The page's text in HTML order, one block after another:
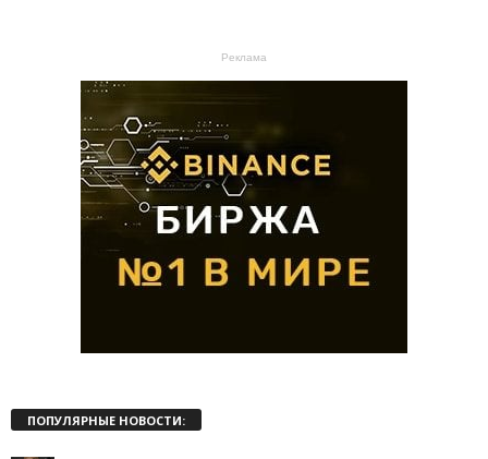
Реклама
ПОПУЛЯРНЫЕ НОВОСТИ: